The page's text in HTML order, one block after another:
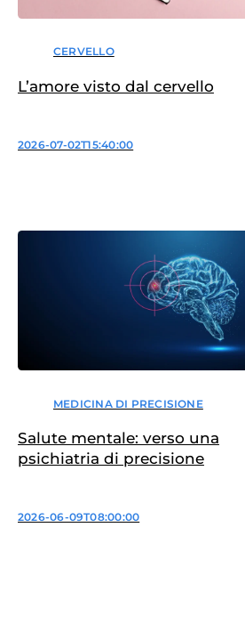
CERVELLO
L’amore visto dal cervello
2026-07-02T15:40:00
MEDICINA DI PRECISIONE
Salute mentale: verso una
psichiatria di precisione
2026-06-09T08:00:00